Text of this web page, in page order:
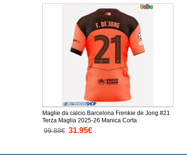
Maglie da calcio Barcelona Frenkie de Jong #21
Terza Maglia 2025-26 Manica Corta
99.88€ 31.95€